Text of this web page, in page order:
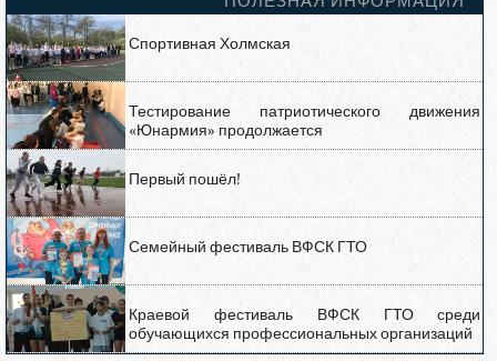
Спортивная Холмская
Тестирование патриотического движения
«Юнармия» продолжается
Первый пошёл!
Семейный фестиваль ВФСК ГТО
Краевой фестиваль ВФСК ГТО среди
обучающихся профессиональных организаций